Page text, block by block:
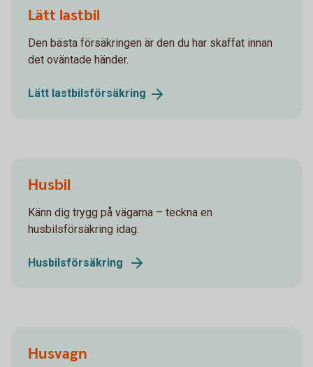
Lätt lastbil
Den bästa försäkringen är den du har skaffat innan
det oväntade händer.
Lätt lastbilsförsäkring
Husbil
Känn dig trygg på vägarna – teckna en
husbilsförsäkring idag.
Husbilsförsäkring
Husvagn